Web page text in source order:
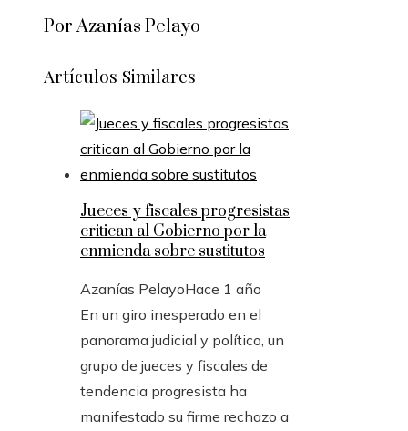
Por Azanías Pelayo
Artículos Similares
Jueces y fiscales progresistas
critican al Gobierno por la
enmienda sobre sustitutos
Azanías PelayoHace 1 año
En un giro inesperado en el
panorama judicial y político, un
grupo de jueces y fiscales de
tendencia progresista ha
manifestado su firme rechazo a